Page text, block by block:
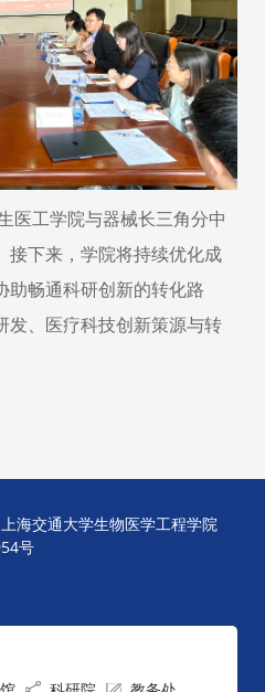
工学院与器械长三角分中
接下来，学院将持续优化成
助畅通科研创新的转化路
发、医疗科技创新策源与转
海交通大学生物医学工程学院
号